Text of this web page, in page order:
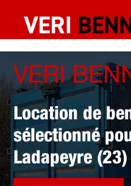
contenu
VERI
Location de
sélectionné
Ladapeyre (23)